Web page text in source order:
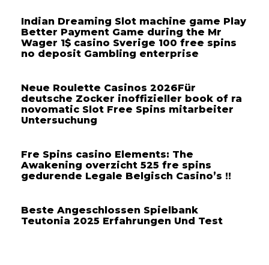
Indian Dreaming Slot machine game Play
Better Payment Game during the Mr
Wager 1$ casino Sverige 100 free spins
no deposit Gambling enterprise
Neue Roulette Casinos 2026Für
deutsche Zocker inoffizieller book of ra
novomatic Slot Free Spins mitarbeiter
Untersuchung
Fre Spins casino Elements: The
Awakening overzicht 525 fre spins
gedurende Legale Belgisch Casino’s !!
Beste Angeschlossen Spielbank
Teutonia 2025 Erfahrungen Und Test